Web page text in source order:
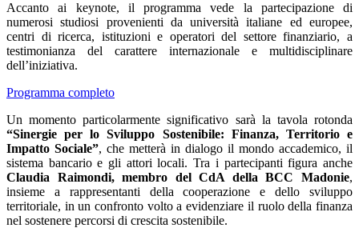
Accanto ai keynote, il programma vede la partecipazione di
numerosi studiosi provenienti da università italiane ed europee,
centri di ricerca, istituzioni e operatori del settore finanziario, a
testimonianza del carattere internazionale e multidisciplinare
dell’iniziativa.
Programma completo
Un momento particolarmente significativo sarà la tavola rotonda
“Sinergie per lo Sviluppo Sostenibile: Finanza, Territorio e
Impatto Sociale”, che metterà in dialogo il mondo accademico, il
sistema bancario e gli attori locali. Tra i partecipanti figura anche
Claudia Raimondi, membro del CdA della BCC Madonie,
insieme a rappresentanti della cooperazione e dello sviluppo
territoriale, in un confronto volto a evidenziare il ruolo della finanza
nel sostenere percorsi di crescita sostenibile.